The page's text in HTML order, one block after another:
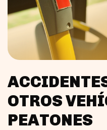
OTROS
PEATONES